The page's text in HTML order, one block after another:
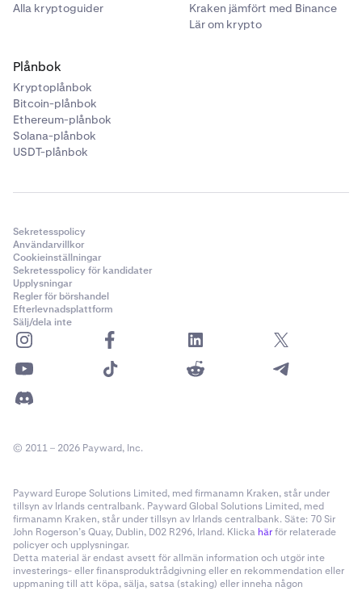
Alla kryptoguider
Kraken jämfört med Binance
Lär om krypto
Plånbok
Kryptoplånbok
Bitcoin-plånbok
Ethereum-plånbok
Solana-plånbok
USDT-plånbok
Sekretesspolicy
Användarvillkor
Cookieinställningar
Sekretesspolicy för kandidater
Upplysningar
Regler för börshandel
Efterlevnadsplattform
Sälj/dela inte
© 2011 – 2026 Payward, Inc.
Payward Europe Solutions Limited, med firmanamn Kraken, står under
tillsyn av Irlands centralbank. Payward Global Solutions Limited, med
firmanamn Kraken, står under tillsyn av Irlands centralbank. Säte: 70 Sir
John Rogerson’s Quay, Dublin, D02 R296, Irland. Klicka härför relaterade
policyer och upplysningar.
Detta material är endast avsett för allmän information och utgör inte
investerings- eller finansproduktrådgivning eller en rekommendation eller
uppmaning till att köpa, sälja, satsa (staking) eller inneha någon